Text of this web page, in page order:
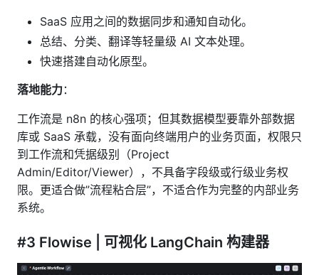
SaaS 应用之间的数据同步和通知自动化。
总结、分类、翻译等轻量级 AI 文本处理。
快速搭建自动化原型。
落地能力：
工作流是 n8n 的核心强项；但其数据模型要靠外部数据
库或 SaaS 承载，没有面向终端用户的业务页面，权限只
到工作流和凭据级别（Project
Admin/Editor/Viewer），不具备字段级或行级业务权
限。更适合做”流程粘合层”，不适合作为完整的内部业务
系统。
#3 Flowise | 可视化 LangChain 构建器